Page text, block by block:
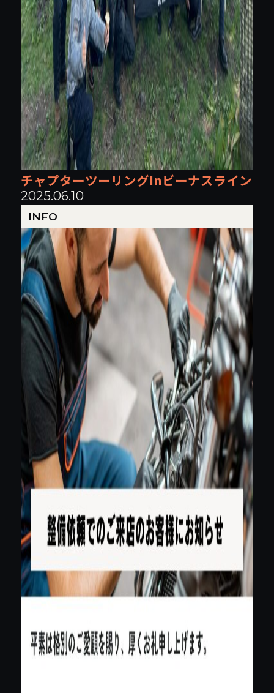
チャプターツーリングInビーナスライン
2025.06.10
INFO